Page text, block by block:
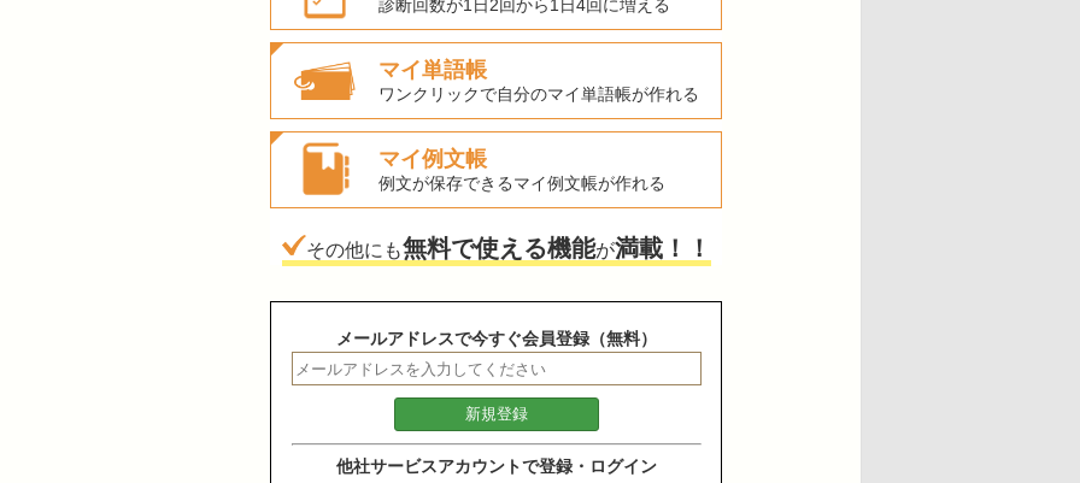
診断回数が1日2回から1日4回に増える
マイ単語帳
ワンクリックで自分のマイ単語帳が作れる
マイ例文帳
例文が保存できるマイ例文帳が作れる
その他にも無料で使える機能が満載！！
メールアドレスで今すぐ会員登録（無料）
他社サービスアカウントで登録・ログイン